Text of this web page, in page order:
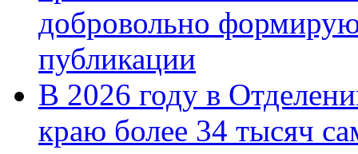
добровольно
публикации
В 2026 году в
краю более 34 тысяч